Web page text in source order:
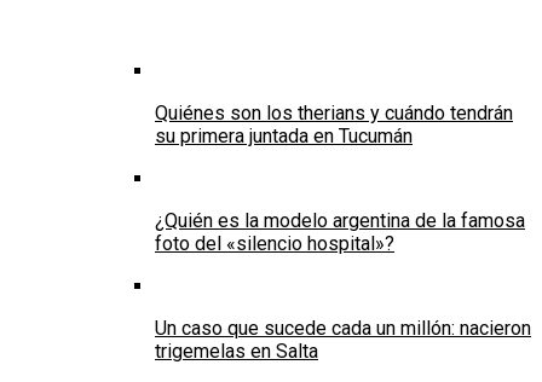
Quiénes son los therians y cuándo tendrán
su primera juntada en Tucumán
¿Quién es la modelo argentina de la famosa
foto del «silencio hospital»?
Un caso que sucede cada un millón: nacieron
trigemelas en Salta